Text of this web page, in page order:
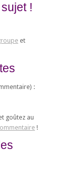
!
et
:
goûtez au
!